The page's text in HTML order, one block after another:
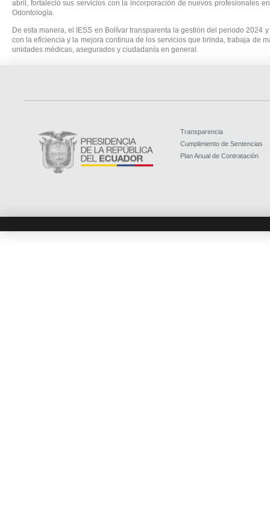
abril, fortaleció sus servicios con la incorporación de nuevos profesionales
Odontología.
De esta manera, el IESS en Bolívar transparenta la gestión del periodo 2024
con la eficiencia y la mejora continua de los servicios que brinda, trabaja de
unidades médicas, asegurados y ciudadanía en general.
Transparencia
Cumplimiento de Sentencias
Plan Anual de Contratación